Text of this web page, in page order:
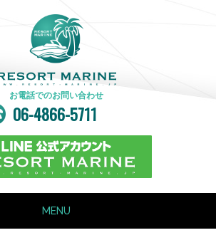
お電話でのお問い合わせ
06-4866-5711
MENU